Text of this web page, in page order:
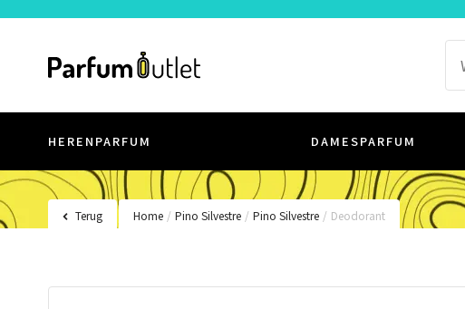
HERENPARFUM DAMESPARFUM
Terug Home / Pino Silvestre / Pino Silvestre / Deodorant